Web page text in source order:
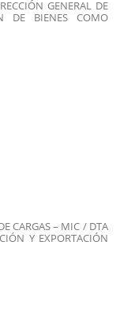
GENERAL DE
DE BIENES COMO
CARGAS – MIC / DTA
Y EXPORTACIÓN